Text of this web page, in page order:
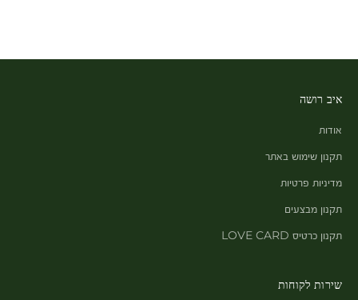
איב רושה
אודות
תקנון שימוש באתר
מדיניות פרטיות
תקנון מבצעים
תקנון כרטיס LOVE CARD
שירות לקוחות